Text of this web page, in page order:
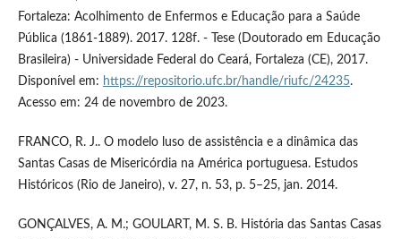
Fortaleza: Acolhimento de Enfermos e Educação para a Saúde
Pública (1861-1889). 2017. 128f. - Tese (Doutorado em Educação
Brasileira) - Universidade Federal do Ceará, Fortaleza (CE), 2017.
Disponível em: https://repositorio.ufc.br/handle/riufc/24235.
Acesso em: 24 de novembro de 2023.
FRANCO, R. J.. O modelo luso de assistência e a dinâmica das
Santas Casas de Misericórdia na América portuguesa. Estudos
Históricos (Rio de Janeiro), v. 27, n. 53, p. 5–25, jan. 2014.
GONÇALVES, A. M.; GOULART, M. S. B. História das Santas Casas